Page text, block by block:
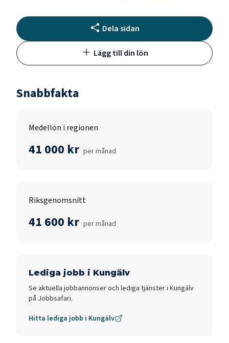
Dela sidan
Lägg till din lön
Snabbfakta
Medellön i regionen
41 000 kr per månad
Riksgenomsnitt
41 600 kr per månad
Lediga jobb i Kungälv
Se aktuella jobbannonser och lediga tjänster i Kungälv
på Jobbsafari.
Hitta lediga jobb i Kungälv